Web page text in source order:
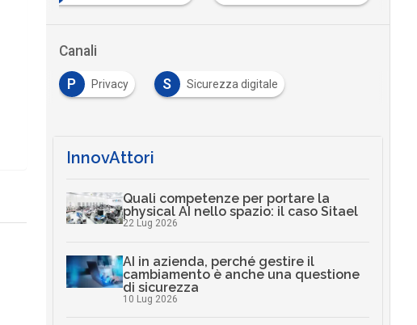
Canali
P Privacy S Sicurezza digitale
InnovAttori
Quali competenze per portare la
physical AI nello spazio: il caso Sitael
22 Lug 2026
AI in azienda, perché gestire il
cambiamento è anche una questione
di sicurezza
10 Lug 2026